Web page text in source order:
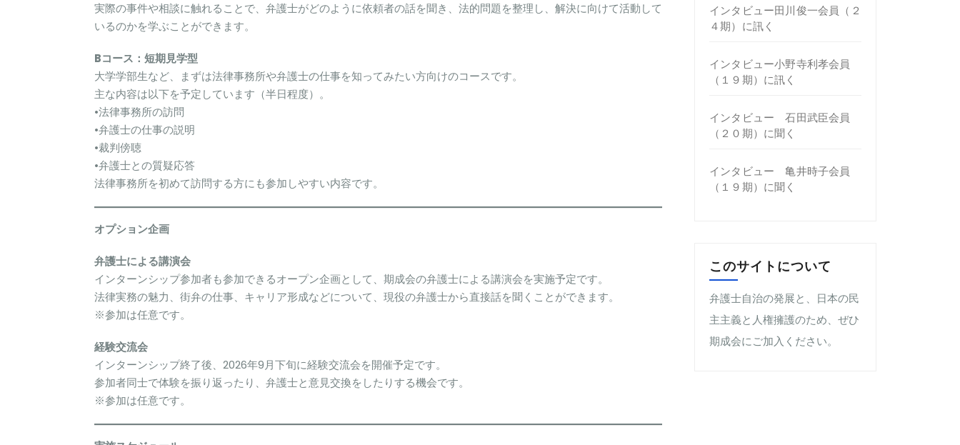
実際の事件や相談に触れることで、弁護士がどのように依頼者の話を聞き、法的問題を整理し、解決に向けて活動して
いるのかを学ぶことができます。
Bコース：短期見学型
大学学部生など、まずは法律事務所や弁護士の仕事を知ってみたい方向けのコースです。
主な内容は以下を予定しています（半日程度）。
•法律事務所の訪問
•弁護士の仕事の説明
•裁判傍聴
•弁護士との質疑応答
法律事務所を初めて訪問する方にも参加しやすい内容です。
オプション企画
弁護士による講演会
インターンシップ参加者も参加できるオープン企画として、期成会の弁護士による講演会を実施予定です。
法律実務の魅力、街弁の仕事、キャリア形成などについて、現役の弁護士から直接話を聞くことができます。
※参加は任意です。
経験交流会
インターンシップ終了後、2026年9月下旬に経験交流会を開催予定です。
参加者同士で体験を振り返ったり、弁護士と意見交換をしたりする機会です。
※参加は任意です。
インタビュー田川俊一会員（２
４期）に訊く
インタビュー小野寺利孝会員
（１９期）に訊く
インタビュー 石田武臣会員
（２０期）に聞く
インタビュー 亀井時子会員
（１９期）に聞く
このサイトについて
弁護士自治の発展と、日本の民
主主義と人権擁護のため、ぜひ
期成会にご加入ください。